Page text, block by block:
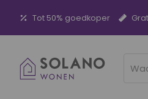
Tot 50% goedkoper